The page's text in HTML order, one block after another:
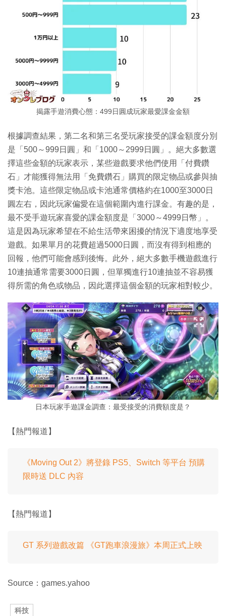
揭露手遊消費心態：499日圓成玩家最愛課金金額
根據調查結果，第二名和第三名受玩家接受的課金額度分別
是「500～999日圓」和「1000～2999日圓」。絕大多數選
擇這些金額的玩家表示，某些遊戲要求他們使用「付費鑽
石」才能獲得無法用「免費鑽石」購買的限定物品或參與抽
獎卡池。這些限定物品或卡池通常價格約在1000至3000日
圓左右，因此玩家偏愛在這個範圍內進行課金。有趣的是，
最不受手遊玩家喜愛的課金額度是「3000～4999日幣」。
這是因為玩家希望在不給生活帶來困擾的情況下適度地享受
遊戲。如果單月的花費超過5000日圓，而沒有得到相應的
回報，他們可能會感到後悔。此外，絕大多數手機遊戲進行
10連抽通常需要3000日圓，但單獨進行10連抽並不容易獲
得所需的角色或物品，因此選擇這個金額的玩家相對較少。
日本玩家手遊課金調查：最受接受的消費額度是？
【熱門報道】
《Moving Out 2》將登錄 PS5、Switch 等平台 預購
限時送 DLC 內容
【熱門報道】
GT 系列遊戲改篇 《GT跑車浪漫旅》本周正式上映
Source：games.yahoo
科技